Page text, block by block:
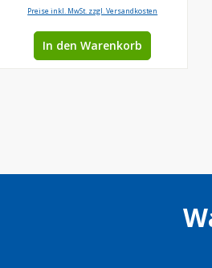
Preise inkl. MwSt. zzgl. Versandkosten
In den Warenkorb